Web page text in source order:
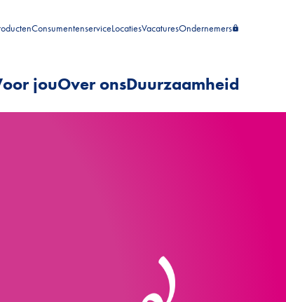
ConsumentenserviceLocatiesVacaturesOndernemers
jouOver onsDuurzaamheid